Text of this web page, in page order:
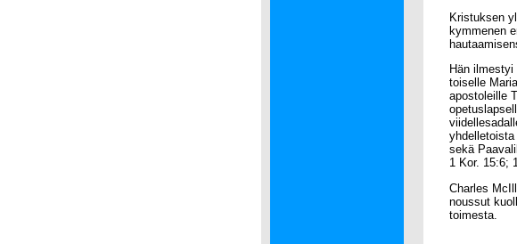
Kristuksen
kymmenen
Hän
toiselle
apostoleille
sekä
1 Kor. 15:6;
Charles
noussut
toimesta.